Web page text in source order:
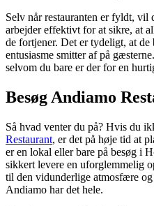
Selv når restauranten er fyldt,
arbejder effektivt for at sikre, at
de fortjener. Det er tydeligt, at
entusiasme smitter af på
selvom du bare er der for en
Besøg Andiamo
Så hvad venter du på? Hvis du
Restaurant, er det på høje tid at
er en lokal eller bare på besøg i
sikkert levere en uforglemmelig
til den vidunderlige atmosfære og
Andiamo har det hele.